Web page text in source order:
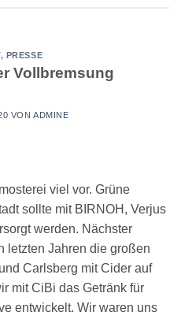
, PRESSE
Vollbremsung
VONADMINE
viel vor. Grüne
sollte mit BIRNOH, Verjus
werden. Nächster
letzten Jahren die großen
Carlsberg mit Cider auf
mit CiBi das Getränk für
entwickelt. Wir waren uns